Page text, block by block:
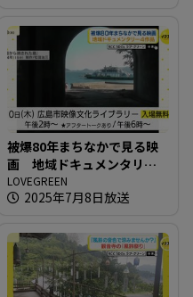
被爆80年まちなかで見る映
画 地域ドキュメンタリー4
作品
LOVEGREEN
2025年7月8日放送